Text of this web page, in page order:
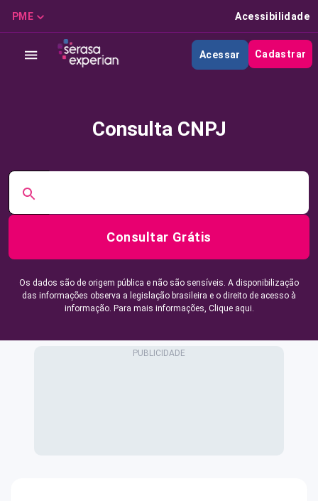
PME Acessibilidade
Acessar Cadastrar
Consulta CNPJ
Consultar Grátis
Os dados são de origem pública e não são sensíveis. A disponibilização
das informações observa a legislação brasileira e o direito de acesso à
informação. Para mais informações, Clique aqui.